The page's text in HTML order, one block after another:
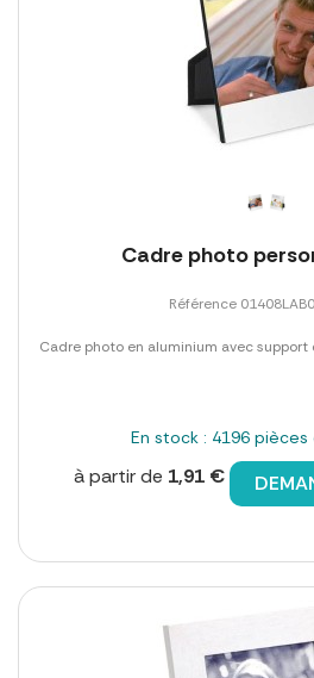
Cadre photo
Référence
Cadre photo en aluminium avec support
En stock : 4196
à partir de 1,91 €